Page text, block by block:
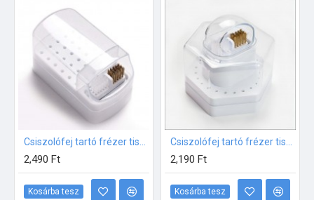
2,490 Ft
Kosárba tesz
2,190 Ft
Kosárba tesz